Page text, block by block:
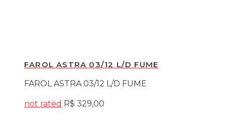
FAROL ASTRA 03/12 L/D FUME
FAROL ASTRA 03/12 L/D FUME
not rated R$ 329,00